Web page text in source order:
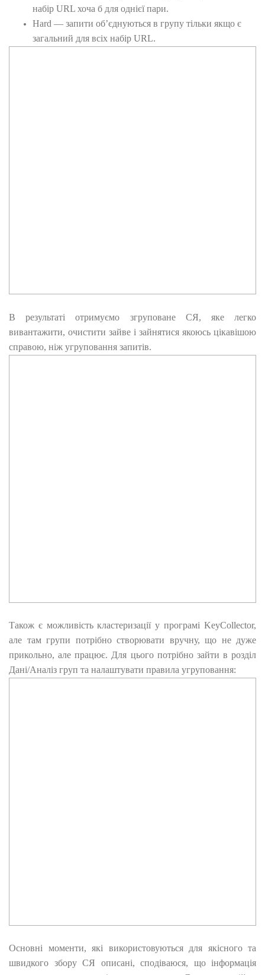
набір URL хоча б для однієї пари.
Hard — запити об’єднуються в групу тільки якщо є
загальний для всіх набір URL.
В результаті отримуємо згруповане СЯ, яке легко
вивантажити, очистити зайве і зайнятися якоюсь цікавішою
справою, ніж угруповання запитів.
Також є можливість кластеризації у програмі KeyCollector,
але там групи потрібно створювати вручну, що не дуже
прикольно, але працює. Для цього потрібно зайти в розділ
Дані/Аналіз груп та налаштувати правила угруповання:
Основні моменти, які використовуються для якісного та
швидкого збору СЯ описані, сподіваюся, що інформація